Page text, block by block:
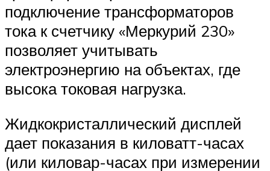
подключение трансформаторов
тока к счетчику «Меркурий 230»
позволяет учитывать
электроэнергию на объектах, где
высока токовая нагрузка.
Жидкокристаллический дисплей
дает показания в киловатт-часах
(или киловар-часах при измерении